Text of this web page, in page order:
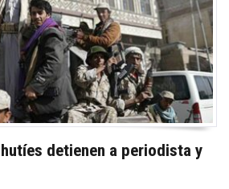
detienen a periodista y